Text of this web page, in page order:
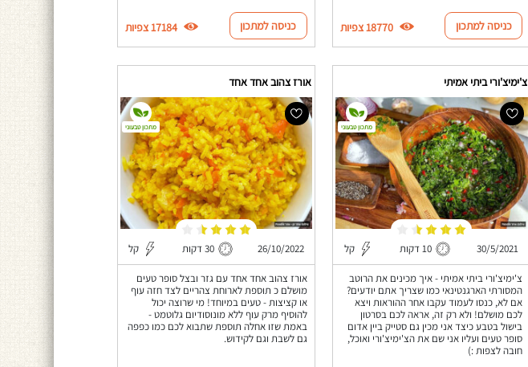
כניסה למתכון 18770 צפיות כניסה למתכון 17184 צפיות
צ'ימיצ'ורי ביתי אמיתי
30/5/2021 10 דקות קל
צ'ימיצ'ורי ביתי אמיתי - איך מכינים את הרוטב
המסורתי הארגנטינאי כמו שצריך אתם יודעים?
אם לא, כנסו לעמוד עקבו אחר ההוראות ויצא
לכם מושלם! ולא רק זה, אראה לכם בסרטון
בישול בטבע כיצד אני מכין גם סטייק ביין אדום
סופר טעים ועליו אני שם את הצ'ימיצ'ורי ואוכל,
חובה לצפות :)
מתכון טבעוני
אורז צהוב אחד אחד
26/10/2022 30 דקות קל
אורז צהוב אחד אחד עם גזר ובצל סופר טעים
מושלם כ תוספת לארוחת צהריים לצד חזה עוף
או קציצות - טעים במיוחד! מי שרוצה יכול
להוסיף מרק עוף ללא מונוסודיום גלוטמט -
באמת שזו אחלה תוספת שתבוא לכם כמו כפפה
גם לשבת וגם לקידוש.
מתכון טבעוני